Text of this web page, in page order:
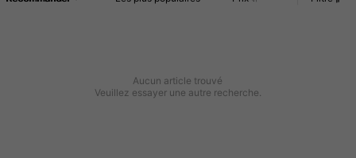
Aucun article trouvé
Veuillez essayer une autre recherche.